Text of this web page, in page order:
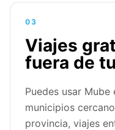
03
Viajes
fuera de
Puedes usar
municipios
provincia, viajes